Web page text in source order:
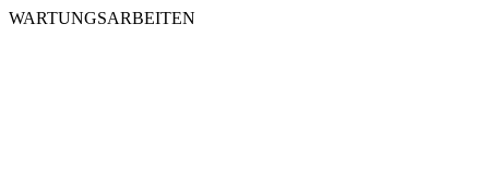
WARTUNGSARBEITEN